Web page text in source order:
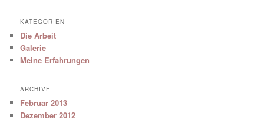
KATEGORIEN
Die Arbeit
Galerie
Meine Erfahrungen
ARCHIVE
Februar 2013
Dezember 2012